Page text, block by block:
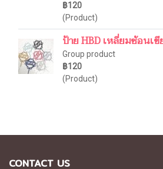
฿120
(Product)
ป้าย HBD เหลี่ยมซ้อนเ
Group product
฿120
(Product)
CONTACT US